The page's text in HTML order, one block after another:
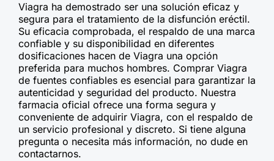
Viagra ha demostrado ser una solución eficaz y
segura para el tratamiento de la disfunción eréctil.
Su eficacia comprobada, el respaldo de una marca
confiable y su disponibilidad en diferentes
dosificaciones hacen de Viagra una opción
preferida para muchos hombres. Comprar Viagra
de fuentes confiables es esencial para garantizar la
autenticidad y seguridad del producto. Nuestra
farmacia oficial ofrece una forma segura y
conveniente de adquirir Viagra, con el respaldo de
un servicio profesional y discreto. Si tiene alguna
pregunta o necesita más información, no dude en
contactarnos.